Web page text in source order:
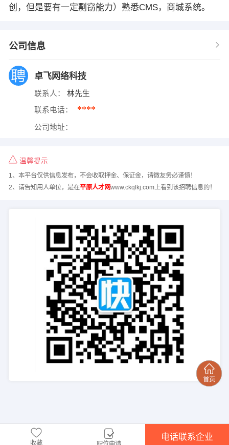
创，但是要有一定剽窃能力）熟悉CMS，商城系统。
公司信息
卓飞网络科技
联系人： 林先生
联系电话： ****
公司地址：
温馨提示
1、本平台仅供信息发布，不会收取押金、保证金，请微友务必谨慎！
2、请告知用人单位，是在平原人才网www.ckqlkj.com上看到该招聘信息的！
收藏
电话联系企业